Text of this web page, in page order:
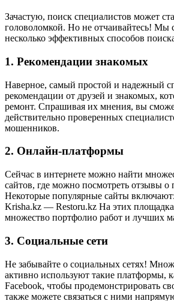
Зачастую, поиск специалистов может
головоломкой. Но не отчаивайтесь! Мы
несколько эффективных способов
1. Рекомендации знакомых
Наверное, самый простой и надежный
рекомендации от друзей и знакомых,
ремонт. Спрашивая их мнения, вы
действительно проверенных
мошенников.
2. Онлайн-платформы
Сейчас в интернете можно найти
сайтов, где можно посмотреть отзывы о
Некоторые популярные сайты
Krisha.kz — Restoru.kz На этих
множество портфолио работ и лучших
3. Социальные сети
Не забывайте о социальных сетях!
активно используют такие платформы,
Facebook, чтобы продемонстрировать
также можете связаться с ними